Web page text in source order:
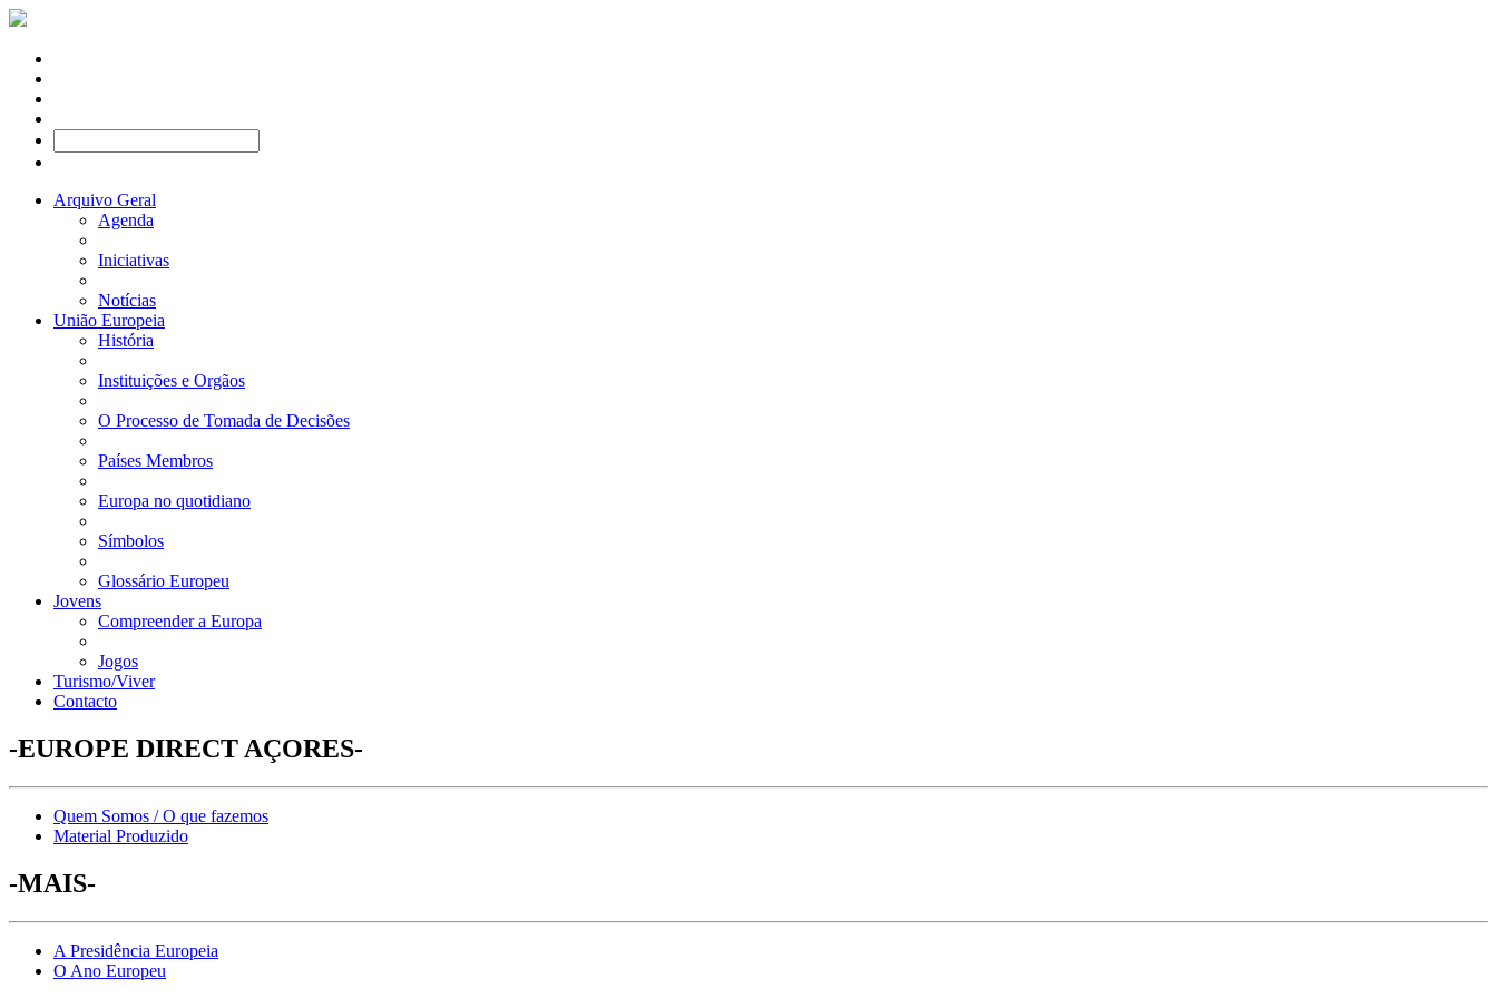
Arquivo Geral
Agenda
Iniciativas
Notícias
União Europeia
História
Instituições e Orgãos
O Processo de Tomada de Decisões
Países Membros
Europa no quotidiano
Símbolos
Glossário Europeu
Jovens
Compreender a Europa
Jogos
Turismo/Viver
Contacto
-EUROPE DIRECT AÇORES-
Quem Somos / O que fazemos
Material Produzido
-MAIS-
A Presidência Europeia
O Ano Europeu